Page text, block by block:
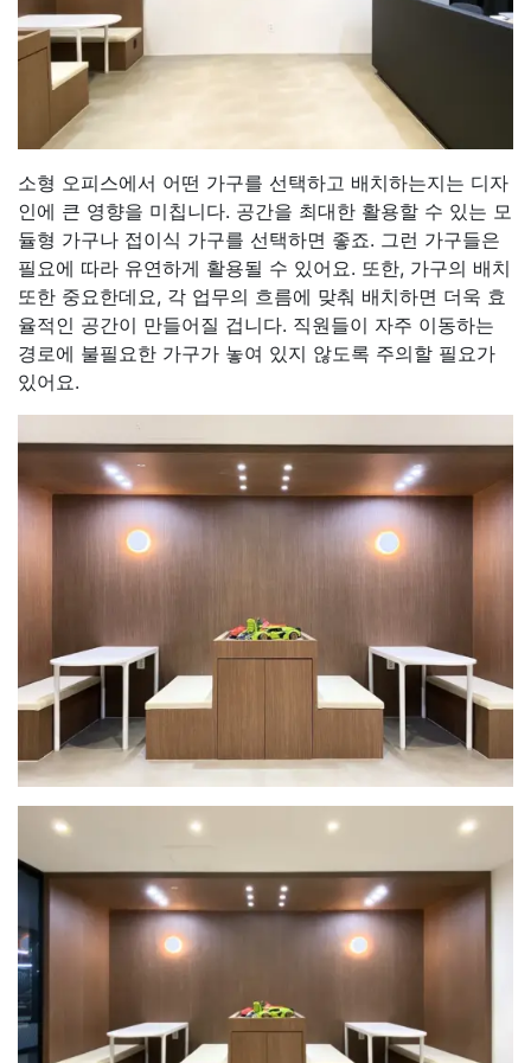
소형 오피스에서 어떤 가구를 선택하고 배치하는지는 디자
인에 큰 영향을 미칩니다. 공간을 최대한 활용할 수 있는 모
듈형 가구나 접이식 가구를 선택하면 좋죠. 그런 가구들은
필요에 따라 유연하게 활용될 수 있어요. 또한, 가구의 배치
또한 중요한데요, 각 업무의 흐름에 맞춰 배치하면 더욱 효
율적인 공간이 만들어질 겁니다. 직원들이 자주 이동하는
경로에 불필요한 가구가 놓여 있지 않도록 주의할 필요가
있어요.